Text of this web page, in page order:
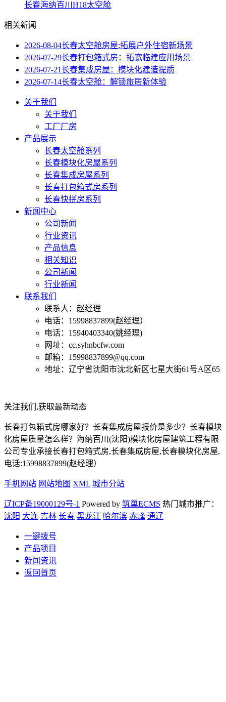
长春海纳百川H18太空舱
相关新闻
2026-08-04长春太空舱房屋:拓展户外住宿新场景
2026-07-29长春打包箱式房：拓宽临建应用场景
2026-07-21长春集成房屋：模块化建造提质
2026-07-14长春太空舱：解锁旅居新体验
关于我们
关于我们
工厂厂房
产品展示
长春太空舱系列
长春模块化房屋系列
长春集成房屋系列
长春打包箱式房系列
长春快拼房系列
新闻中心
公司新闻
行业资讯
产品信息
相关知识
公司新闻
行业新闻
联系我们
联系人：赵经理
电话：15998837899(赵经理）
电话：15940403340(姚经理)
网址：cc.syhnbcfw.com
邮箱：15998837899@qq.com
地址：辽宁省沈阳市沈北新区七星大街61号A区65
关注我们,获取最新动态
长春打包箱式房哪家好？长春集成房屋报价是多少？长春模块
化房屋质量怎么样？海纳百川(沈阳)模块化房屋建筑工程有限
公司专业承接长春打包箱式房,长春集成房屋,长春模块化房屋,
电话:15998837899(赵经理）
手机网站 网站地图 XML 城市分站
辽ICP备19000129号-1 Powered by 筑巢ECMS 热门城市推广：
沈阳 大连 吉林 长春 黑龙江 哈尔滨 赤峰 通辽
一键拨号
产品项目
新闻资讯
返回首页